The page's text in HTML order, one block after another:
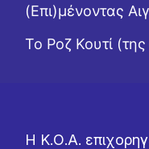
(Επι)μένοντας
Το Ροζ Κουτί
Η Κ.Ο.Α.